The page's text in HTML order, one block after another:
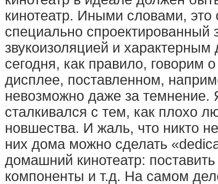
кинотеатр. Иными словами, это
специально спроектированный
звукоизоляцией и
сегодня, как правило, говорим
дисплее, поставленном,
невозможно даже за
сталкивался с тем, как плохо
новшества. И жаль, что никто
них дома можно сделать
домашний кинотеатр:
компоненты и т.д. На самом